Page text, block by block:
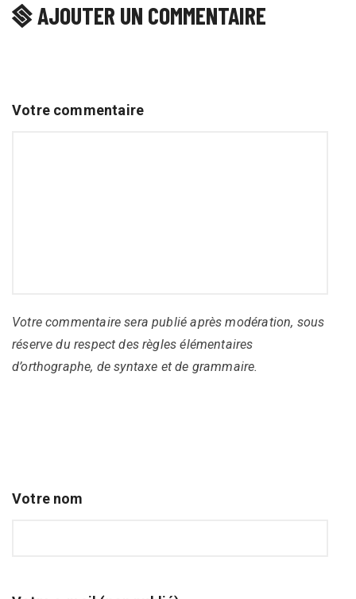
AJOUTER UN COMMENTAIRE
Votre commentaire
Votre commentaire sera publié après modération, sous
réserve du respect des règles élémentaires
d’orthographe, de syntaxe et de grammaire.
Votre nom